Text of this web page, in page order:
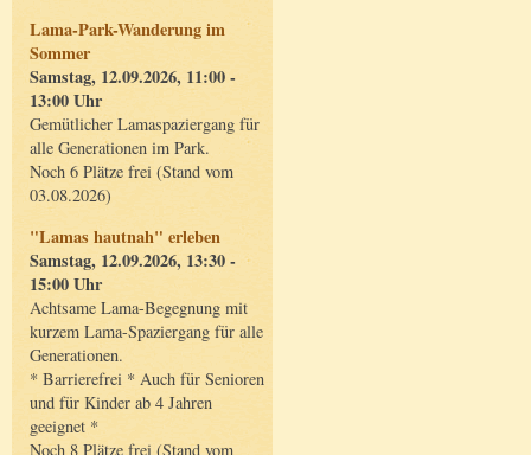
Lama-Park-Wanderung im
Sommer
Samstag, 12.09.2026, 11:00 -
13:00 Uhr
Gemütlicher Lamaspaziergang für
alle Generationen im Park.
Noch 6 Plätze frei (Stand vom
03.08.2026)
"Lamas hautnah" erleben
Samstag, 12.09.2026, 13:30 -
15:00 Uhr
Achtsame Lama-Begegnung mit
kurzem Lama-Spaziergang für alle
Generationen.
* Barrierefrei * Auch für Senioren
und für Kinder ab 4 Jahren
geeignet *
Noch 8 Plätze frei (Stand vom